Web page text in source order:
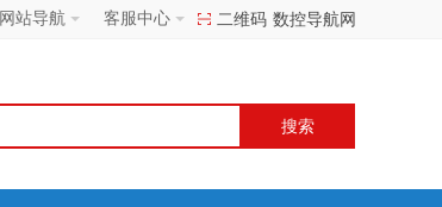
数控导航网
二维码
客服中心
网站导航